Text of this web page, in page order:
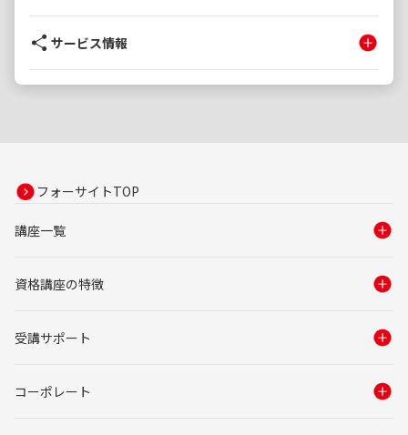
サービス情報
フォーサイトTOP
講座一覧
資格講座の特徴
受講サポート
コーポレート